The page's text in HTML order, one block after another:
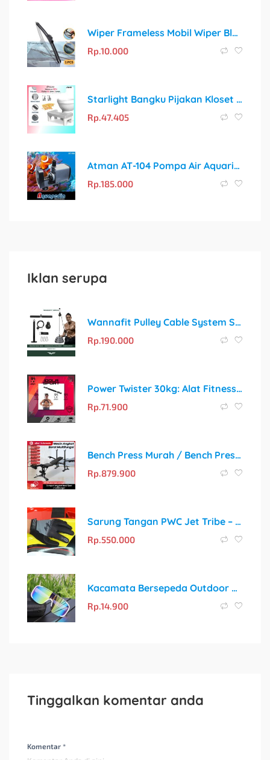
Wiper Frameless Mobil Wiper Blade 14″ Inch | Stock Ready!
Rp.10.000
Starlight Bangku Pijakan Kloset HSB115: Solusi Sehat untuk Toilet Duduk
Rp.47.405
Atman AT-104 Pompa Air Aquarium/Aquascape/Kolam Submersible Water Pump AT104
Rp.185.000
Iklan serupa
Wannafit Pulley Cable System Set | Katrol Fitness Gym Mesin Machine Trisep Triceps Bisep Biceps Pull Down | Alat Olahraga Rumah
Rp.190.000
Power Twister 30kg: Alat Fitness Portable Pembentuk Otot Profesional
Rp.71.900
Bench Press Murah / Bench Press Alat Fitness / Bench Press Multifungsi
Rp.879.900
Sarung Tangan PWC Jet Tribe – Pilihan Terbaik untuk Jetski
Rp.550.000
Kacamata Bersepeda Outdoor All-in-one Untuk Wanita Dan Pria, Kacamata Sepeda Anti Angin Dan Pasir Sunglass Lensa Pelindung Sinar UV Warna-warni
Rp.14.900
Tinggalkan komentar anda
Komentar *